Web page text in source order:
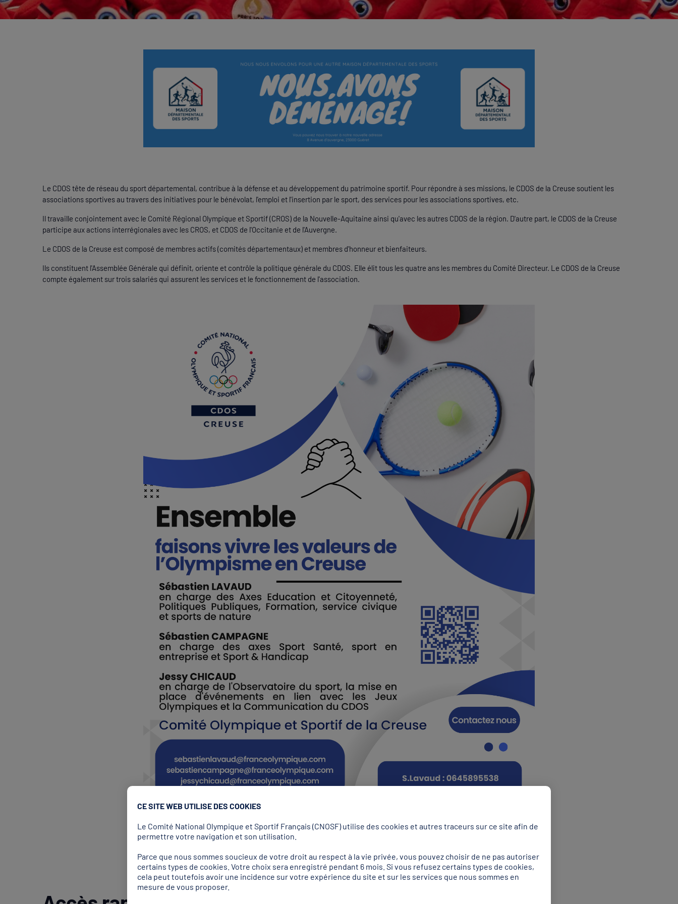
Le CDOS tête de réseau du sport départemental, contribue à la défense et au développement du patrimoine sportif. Pour répondre à ses missions, le CDOS de la Creuse soutient les
associations sportives au travers des initiatives pour le bénévolat, l'emploi et l'insertion par le sport, des services pour les associations sportives, etc.
Il travaille conjointement avec le Comité Régional Olympique et Sportif (CROS) de la Nouvelle-Aquitaine ainsi qu'avec les autres CDOS de la région. D'autre part, le CDOS de la Creuse
participe aux actions interrégionales avec les CROS, et CDOS de l'Occitanie et de l'Auvergne.
Le CDOS de la Creuse est composé de membres actifs (comités départementaux) et membres d'honneur et bienfaiteurs.
Ils constituent l'Assemblée Générale qui définit, oriente et contrôle la politique générale du CDOS. Elle élit tous les quatre ans les membres du Comité Directeur. Le CDOS de la Creuse
compte également sur trois salariés qui assurent les services et le fonctionnement de l'association.
CE SITE WEB UTILISE DES COOKIES
Le Comité National Olympique et Sportif Français (CNOSF) utilise des cookies et autres traceurs sur ce site afin de
permettre votre navigation et son utilisation.
Parce que nous sommes soucieux de votre droit au respect à la vie privée, vous pouvez choisir de ne pas autoriser
certains types de cookies. Votre choix sera enregistré pendant 6 mois. Si vous refusez certains types de cookies,
cela peut toutefois avoir une incidence sur votre expérience du site et sur les services que nous sommes en
mesure de vous proposer.